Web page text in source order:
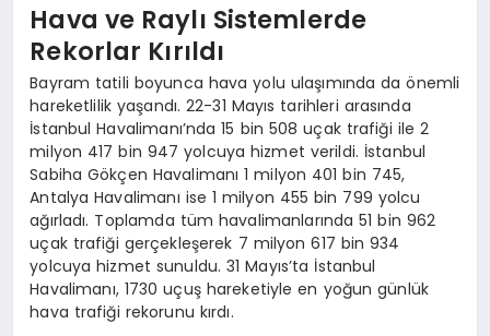
Hava ve Raylı Sistemlerde
Rekorlar Kırıldı
Bayram tatili boyunca hava yolu ulaşımında da önemli
hareketlilik yaşandı. 22-31 Mayıs tarihleri arasında
İstanbul Havalimanı’nda 15 bin 508 uçak trafiği ile 2
milyon 417 bin 947 yolcuya hizmet verildi. İstanbul
Sabiha Gökçen Havalimanı 1 milyon 401 bin 745,
Antalya Havalimanı ise 1 milyon 455 bin 799 yolcu
ağırladı. Toplamda tüm havalimanlarında 51 bin 962
uçak trafiği gerçekleşerek 7 milyon 617 bin 934
yolcuya hizmet sunuldu. 31 Mayıs’ta İstanbul
Havalimanı, 1730 uçuş hareketiyle en yoğun günlük
hava trafiği rekorunu kırdı.